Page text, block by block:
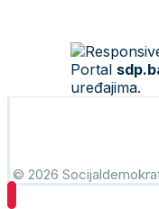
Portal
uređajima.
© 2026